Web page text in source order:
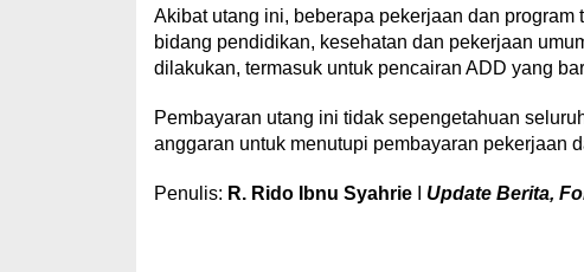
Akibat utang ini, beberapa pekerjaan dan
bidang pendidikan, kesehatan dan pekerjaan
dilakukan, termasuk untuk pencairan ADD yang
Pembayaran utang ini tidak sepengetahuan
anggaran untuk menutupi pembayaran pekerjaan
Penulis: R. Rido Ibnu SyahrieI Update Berita,